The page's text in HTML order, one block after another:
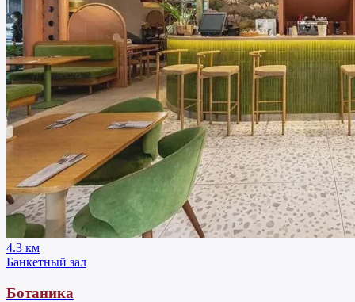
4.3 км
Банкетный зал
Ботаника